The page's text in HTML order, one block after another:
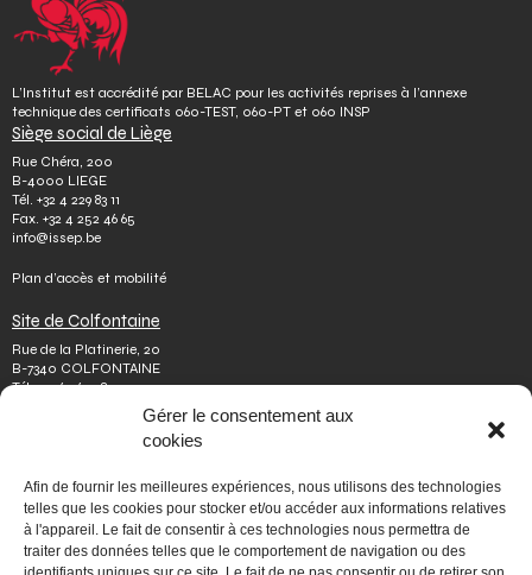
Gérer le consentement aux
cookies
Afin de fournir les meilleures expériences, nous utilisons des technologies
telles que les cookies pour stocker et/ou accéder aux informations relatives
à l'appareil. Le fait de consentir à ces technologies nous permettra de
traiter des données telles que le comportement de navigation ou des
L’Institut est accrédité par BELAC pour les activités reprises à l’annexe
technique des certificats 060-TEST, 060-PT et 060 INSP
Siège social de Liège
Rue Chéra, 200
B-4000 LIEGE
Tél. +32 4 229 83 11
Fax. +32 4 252 46 65
info@issep.be
Plan d’accès et mobilité
Site de Colfontaine
Rue de la Platinerie, 20
B-7340 COLFONTAINE
Tél.+32 65 610 813
colfontaine@issep.be
Qui sommes-nous
Travailler chez nous
Effectuer un stage
Poser une question